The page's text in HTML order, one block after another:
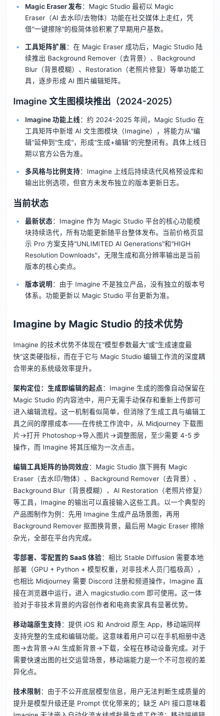
Magic Eraser 发布：Magic Studio 最初以 Magic
Eraser（AI 去水印/去物体）功能在社交媒体上走红，凭
借"一键擦除"的极简体验积累了早期用户基数。
工具矩阵扩展：在 Magic Eraser 成功后，Magic Studio 陆
续推出 Background Remover（去背景）、Background
Blur（背景模糊）、Restoration（老照片修复）等单功能工
具，逐步形成 AI 图片编辑矩阵。
Imagine 文生图模块推出（2024-2025）
Imagine 功能上线：约 2024-2025 年间，Magic Studio 在
工具矩阵中新增 AI 文生图模块（Imagine），将能力从"编
辑"延伸到"生成"，形成"生成+编辑"的完整闭有。具体上线日
期以官方公告为准。
多风格与比例支持：Imagine 上线后持续迭代风格预设库和
输出比例选项，但官方未发布独立的版本更新日志。
当前状态
最新状态：Imagine 作为 Magic Studio 平台的核心功能模
块持续迭代，所有功能更新随平台整体发布。当前价格页显
示 Pro 方案支持"UNLIMITED AI Generations"和"HIGH
Resolution Downloads"，无限生成和高分辨率输出是当前
版本的核心卖点。
版本说明 ：由于 Imagine 不是独立产品，没有独立的版本号
体系。功能更新以 Magic Studio 平台更新为准。
Imagine by Magic Studio 的技术优势
Imagine 的技术优势不体现在"模型参数最大"或"生成速度最
快"这类硬指标，而在于它与 Magic Studio 编辑工作流的深度耦
合带来的系统级效率提升。
架构定位：生成即编辑的起点：Imagine 生成的图像自动保留在
Magic Studio 的内容池中，用户无需手动保存和重新上传即可
进入编辑流程。这一机制看似简单，但消除了生成工具与编辑工
具之间的摩擦成本——在传统工作流中，从 Midjourney 下载图
片→打开 Photoshop→导入图片→调整图层，至少需要 4-5 步
操作，而 Imagine 将其压缩为一次点击。
编辑工具矩阵的协同效应：Magic Studio 旗下拥有 Magic
Eraser（去水印/物体）、Background Remover（去背景）、
Background Blur（背景模糊）、AI Restoration（老照片修复）
等工具，Imagine 的输出可以直接输入这些工具。以一个典型的
产品图制作为例：先用 Imagine 生成产品场景图，再用
Background Remover 抠图换背景，最后用 Magic Eraser 擦除
杂光，全部在平台内完成。
零部署、零配置的 SaaS 体验：相比 Stable Diffusion 需要本地
部署（GPU + Python + 模型权重，对非技术人员门槛极高），
也相比 Midjourney 需要 Discord 注册和频道操作，Imagine 直
接在浏览器中运行，进入 magicstudio.com 即可使用。这一体
验对于非技术背景的内容创作者和电商卖家具有显著优势。
移动端原生支持：提供 iOS 和 Android 原生 App，移动端同样
支持完整的生成和编辑功能。这意味着用户可以在手机相册中选
图→去背景→AI 生成新背景→下载，全程在移动设备完成。对于
需要快速出图的社交运营场景，移动端能力是一个不可忽视的差
异化点。
技术限制 ：由于不公开底层模型信息，用户无法判断生成质量的
提升是模型升级还是 Prompt 优化带来的；缺乏 API 接口意味着